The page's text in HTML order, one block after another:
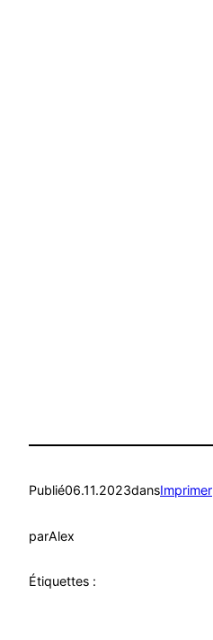
Publié06.11.2023dansImprimer
parAlex
Étiquettes :